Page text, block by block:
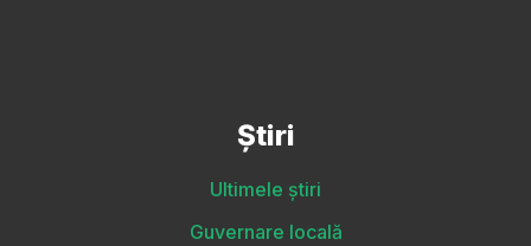
Știri
Ultimele știri
Guvernare locală